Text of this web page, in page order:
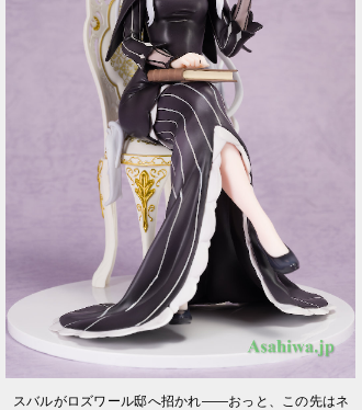
スバルがロズワール邸へ招かれ――おっと、この先はネ